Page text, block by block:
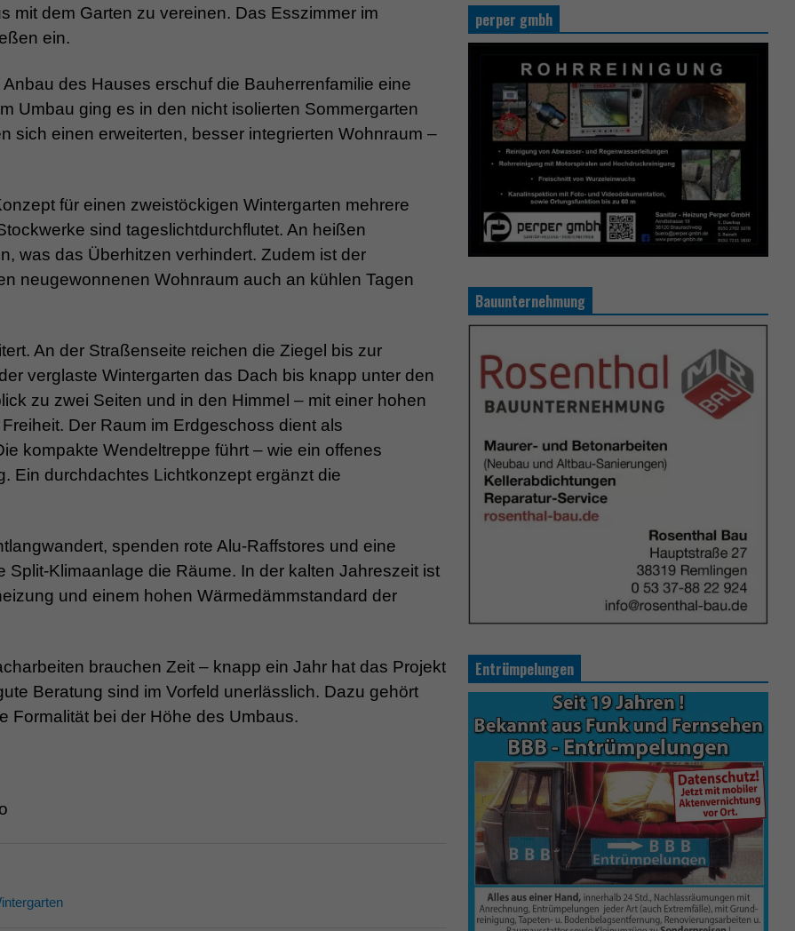
mit dem Garten zu vereinen. Das Esszimmer im
ein.
des Hauses erschuf die Bauherrenfamilie eine
Umbau ging es in den nicht isolierten Sommergarten
sich einen erweiterten, besser integrierten Wohnraum –
für einen zweistöckigen Wintergarten mehrere
sind tageslichtdurchflutet. An heißen
was das Überhitzen verhindert. Zudem ist der
neugewonnenen Wohnraum auch an kühlen Tagen
An der Straßenseite reichen die Ziegel bis zur
verglaste Wintergarten das Dach bis knapp unter den
zu zwei Seiten und in den Himmel – mit einer hohen
Der Raum im Erdgeschoss dient als
kompakte Wendeltreppe führt – wie ein offenes
Ein durchdachtes Lichtkonzept ergänzt die
spenden rote Alu-Raffstores und eine
Klimaanlage die Räume. In der kalten Jahreszeit ist
und einem hohen Wärmedämmstandard der
brauchen Zeit – knapp ein Jahr hat das Projekt
Beratung sind im Vorfeld unerlässlich. Dazu gehört
Formalität bei der Höhe des Umbaus.
perper gmbh
Bauunternehmung
Entrümpelungen